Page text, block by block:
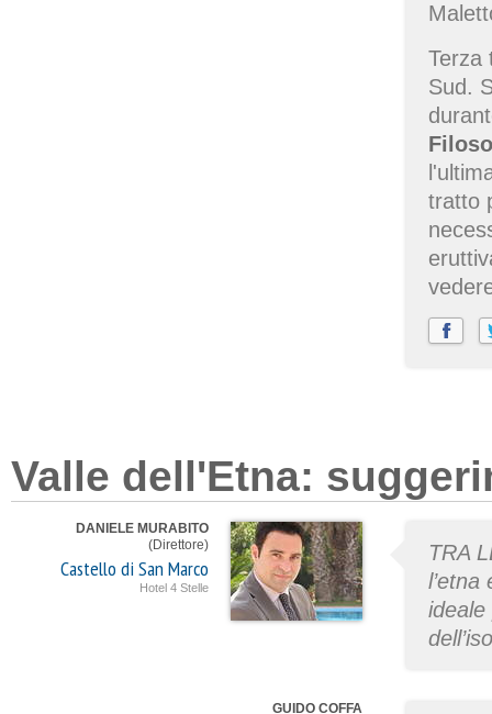
Sud.
tratto
Valle dell'Etna:
DANIELE MURABITO
(Direttore)
Castello di San Marco
Hotel 4 Stelle
TRA
ideale
GUIDO COFFA